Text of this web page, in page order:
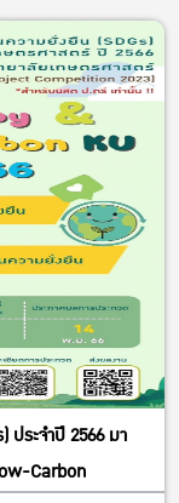
ประจำปี 2566 มา
Carbon